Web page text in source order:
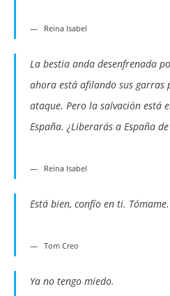
Reina Isabel
La bestia anda desenfrenada
ahora está afilando sus
ataque. Pero la salvación está
España. ¿Liberarás a España
Reina Isabel
Está bien, confío en ti.
Tom Creo
Ya no tengo miedo.